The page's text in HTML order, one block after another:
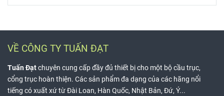
VỀ CÔNG TY TUẤN ĐẠT
Tuấn Đạtchuyên cung cấp đầy đủ thiết bị cho một bộ cầu trục,
cổng trục hoàn thiện. Các sản phẩm đa dạng của các hãng nổi
tiếng có xuất xứ từ Đài Loan, Hàn Quốc, Nhật Bản, Đứ, Ý...